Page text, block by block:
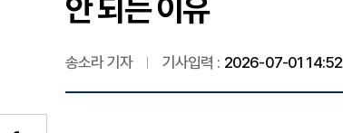
안 되는 이유
송소라 기자 기사입력 : 2026-07-01 14:52